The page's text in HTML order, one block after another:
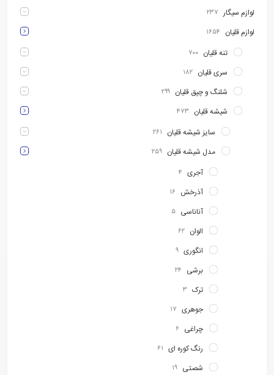
لوازم سیگار ۲۳۷
لوازم قلیان ۱۶۵۴
تنه قلیان ۷۰۰
سری قلیان ۱۸۲
شلنگ و چپق قلیان ۲۹۹
شیشه قلیان ۴۷۳
سایز شیشه قلیان ۲۶۱
مدل شیشه قلیان ۲۵۹
آجری ۴
آذرخش ۱۶
آناناسی ۵
الوان ۶۲
انگوری ۹
برشی ۲۴
ترک ۳
جوهری ۱۷
چراغی ۶
رنگ کوره ای ۶۱
شصتی ۱۹